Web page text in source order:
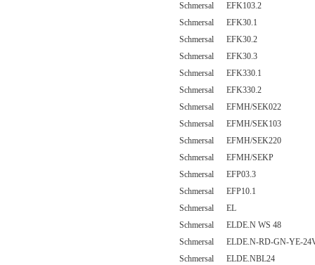
Schmersal EFK103.2
Schmersal EFK30.1
Schmersal EFK30.2
Schmersal EFK30.3
Schmersal EFK330.1
Schmersal EFK330.2
Schmersal EFMH/SEK022
Schmersal EFMH/SEK103
Schmersal EFMH/SEK220
Schmersal EFMH/SEKP
Schmersal EFP03.3
Schmersal EFP10.1
Schmersal EL
Schmersal ELDE.N WS 48
Schmersal ELDE.N-RD-GN-YE-
Schmersal ELDE.NBL24